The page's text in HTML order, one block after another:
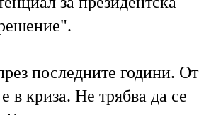
последните години. От
в криза. Не трябва да се